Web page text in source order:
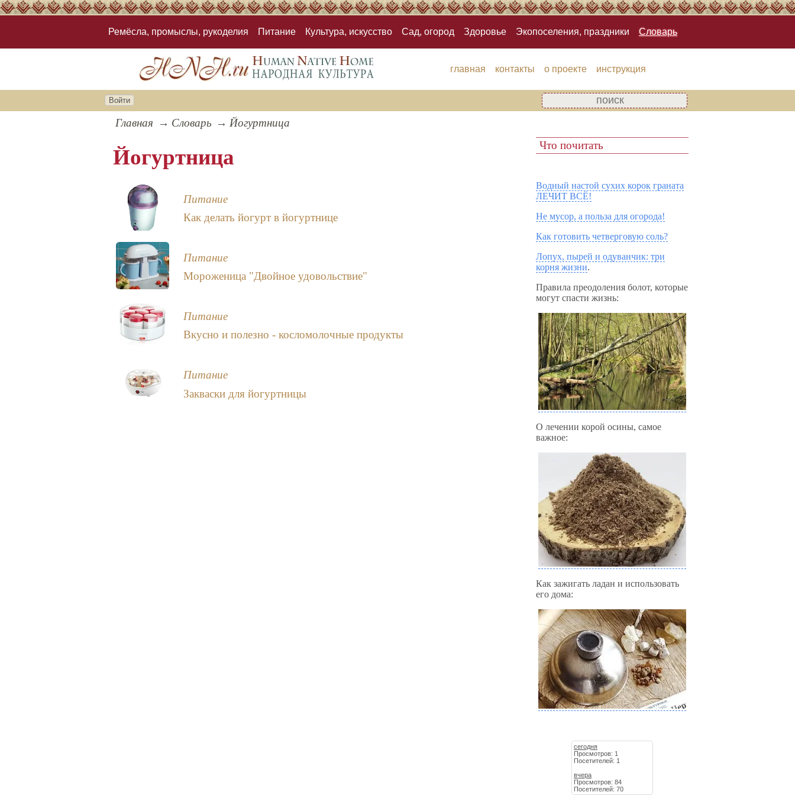
Ремёсла, промыслы, рукоделия Питание Культура, искусство Сад, огород Здоровье Экопоселения, праздники Словарь
главная контакты о проекте инструкция
Войти
Главная Словарь Йогуртница
Йогуртница
Питание
Как делать йогурт в йогуртнице
Питание
Мороженица "Двойное удовольствие"
Питание
Вкусно и полезно - косломолочные продукты
Питание
Закваски для йогуртницы
Что почитать
Водный настой сухих корок граната
ЛЕЧИТ ВСЁ!
Не мусор, а польза для огорода!
Как готовить четверговую соль?
Лопух, пырей и одуванчик: три
корня жизни.
Правила преодоления болот, которые
могут спасти жизнь:
О лечении корой осины, самое
важное:
Как зажигать ладан и использовать
его дома:
сегодня
Просмотров: 1
Посетителей: 1
вчера
Просмотров: 84
Посетителей: 70